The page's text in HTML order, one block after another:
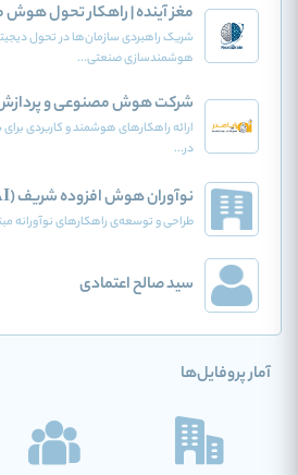
مغز آینده | راهکار تحول
شریک راهبردی سازمان‌ها در تحول
هوشمندسازی صنعتی...
شرکت هوش مصنوعی و پردازش
ارائه راهکارهای هوشمند و کاربردی
در...
نوآوران هوش افزوده‌ شریف (Sharif AI)
طراحی و توسعه‌ی راهکارهای
سید صالح اعتمادی
آمار پروفایل‌ها